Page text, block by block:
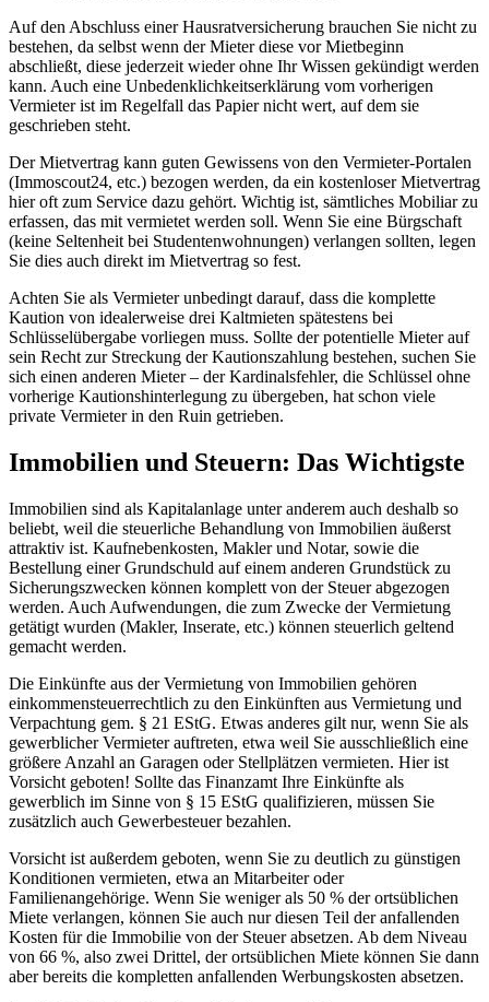
Auf den Abschluss einer Hausratversicherung brauchen Sie nicht zu
bestehen, da selbst wenn der Mieter diese vor Mietbeginn
abschließt, diese jederzeit wieder ohne Ihr Wissen gekündigt werden
kann. Auch eine Unbedenklichkeitserklärung vom vorherigen
Vermieter ist im Regelfall das Papier nicht wert, auf dem sie
geschrieben steht.
Der Mietvertrag kann guten Gewissens von den Vermieter-Portalen
(Immoscout24, etc.) bezogen werden, da ein kostenloser Mietvertrag
hier oft zum Service dazu gehört. Wichtig ist, sämtliches Mobiliar zu
erfassen, das mit vermietet werden soll. Wenn Sie eine Bürgschaft
(keine Seltenheit bei Studentenwohnungen) verlangen sollten, legen
Sie dies auch direkt im Mietvertrag so fest.
Achten Sie als Vermieter unbedingt darauf, dass die komplette
Kaution von idealerweise drei Kaltmieten spätestens bei
Schlüsselübergabe vorliegen muss. Sollte der potentielle Mieter auf
sein Recht zur Streckung der Kautionszahlung bestehen, suchen Sie
sich einen anderen Mieter – der Kardinalsfehler, die Schlüssel ohne
vorherige Kautionshinterlegung zu übergeben, hat schon viele
private Vermieter in den Ruin getrieben.
Immobilien und Steuern: Das Wichtigste
Immobilien sind als Kapitalanlage unter anderem auch deshalb so
beliebt, weil die steuerliche Behandlung von Immobilien äußerst
attraktiv ist. Kaufnebenkosten, Makler und Notar, sowie die
Bestellung einer Grundschuld auf einem anderen Grundstück zu
Sicherungszwecken können komplett von der Steuer abgezogen
werden. Auch Aufwendungen, die zum Zwecke der Vermietung
getätigt wurden (Makler, Inserate, etc.) können steuerlich geltend
gemacht werden.
Die Einkünfte aus der Vermietung von Immobilien gehören
einkommensteuerrechtlich zu den Einkünften aus Vermietung und
Verpachtung gem. § 21 EStG. Etwas anderes gilt nur, wenn Sie als
gewerblicher Vermieter auftreten, etwa weil Sie ausschließlich eine
größere Anzahl an Garagen oder Stellplätzen vermieten. Hier ist
Vorsicht geboten! Sollte das Finanzamt Ihre Einkünfte als
gewerblich im Sinne von § 15 EStG qualifizieren, müssen Sie
zusätzlich auch Gewerbesteuer bezahlen.
Vorsicht ist außerdem geboten, wenn Sie zu deutlich zu günstigen
Konditionen vermieten, etwa an Mitarbeiter oder
Familienangehörige. Wenn Sie weniger als 50 % der ortsüblichen
Miete verlangen, können Sie auch nur diesen Teil der anfallenden
Kosten für die Immobilie von der Steuer absetzen. Ab dem Niveau
von 66 %, also zwei Drittel, der ortsüblichen Miete können Sie dann
aber bereits die kompletten anfallenden Werbungskosten absetzen.